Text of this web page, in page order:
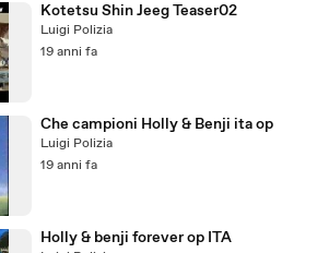
Kotetsu Shin Jeeg Teaser02
Luigi Polizia
19 anni fa
Che campioni Holly & Benji ita op
Luigi Polizia
19 anni fa
Holly & benji forever op ITA